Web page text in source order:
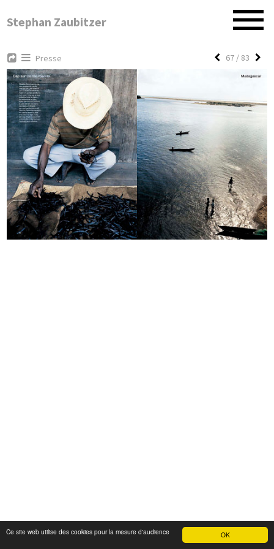
OK
Ce site web utilise des cookies pour la mesure d'audience
Stephan Zaubitzer
Presse 67 / 83